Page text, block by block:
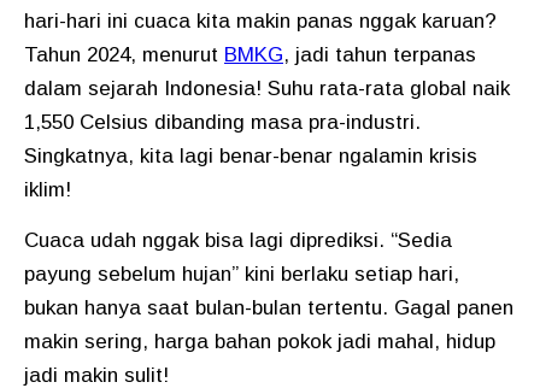
hari-hari ini cuaca kita makin panas nggak karuan?
Tahun 2024, menurut BMKG, jadi tahun terpanas
dalam sejarah Indonesia! Suhu rata-rata global naik
1,550 Celsius dibanding masa pra-industri.
Singkatnya, kita lagi benar-benar ngalamin krisis
iklim!
Cuaca udah nggak bisa lagi diprediksi. “Sedia
payung sebelum hujan” kini berlaku setiap hari,
bukan hanya saat bulan-bulan tertentu. Gagal panen
makin sering, harga bahan pokok jadi mahal, hidup
jadi makin sulit!